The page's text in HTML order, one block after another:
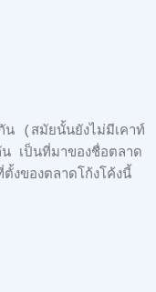
น (สมัยนั้นยังไม่มีเคาท์
น เป็นที่มาของชื่อตลาด
งของตลาดโก้งโค้งนี้